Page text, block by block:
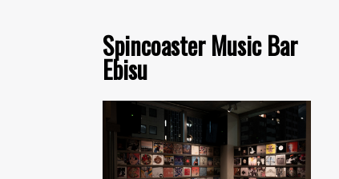
Spincoaster Music Bar
Ebisu